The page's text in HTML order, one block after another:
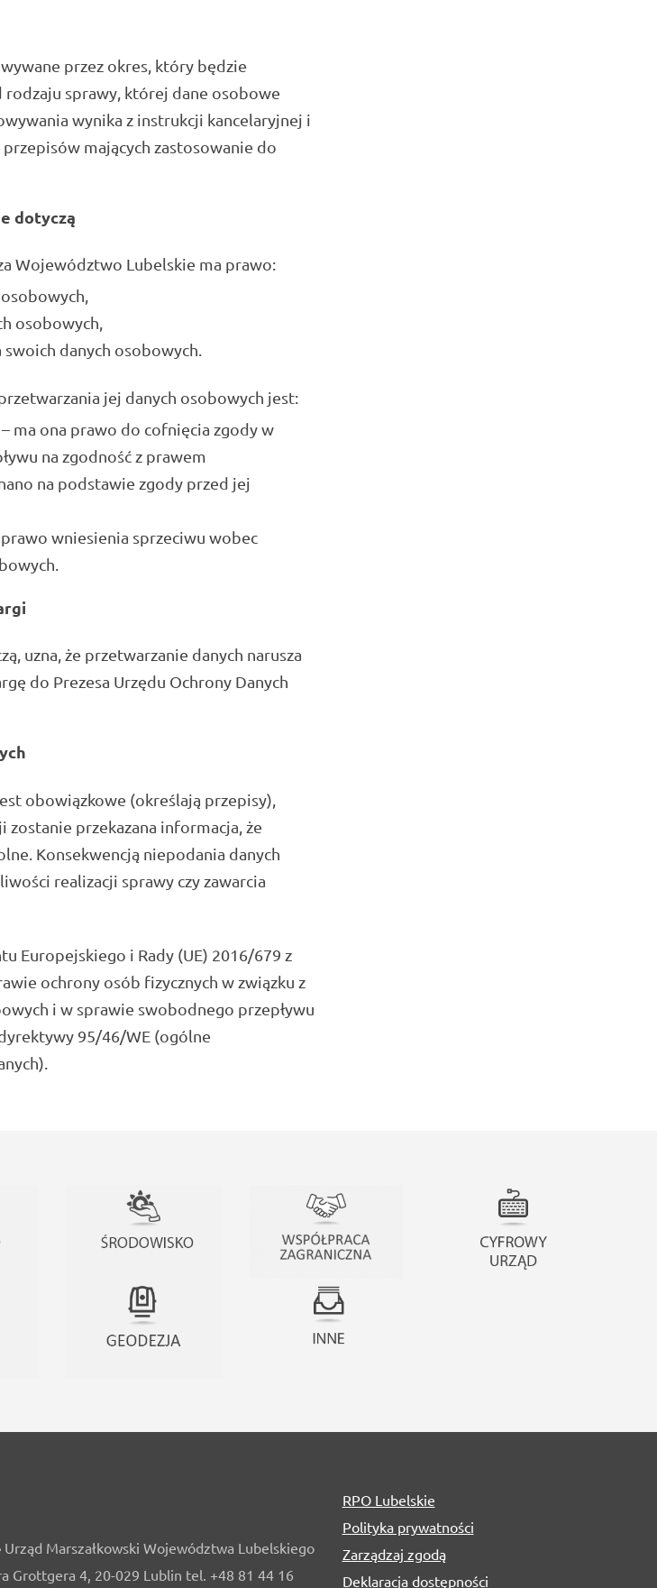
przez okres, który będzie
sprawy, której dane osobowe
wynika z instrukcji kancelaryjnej i
mających zastosowanie do
dotyczą
Województwo Lubelskie ma prawo:
osobowych,
danych osobowych.
jej danych osobowych jest:
ma ona prawo do cofnięcia zgody w
na zgodność z prawem
na podstawie zgody przed jej
wniesienia sprzeciwu wobec
uzna, że przetwarzanie danych narusza
do Prezesa Urzędu Ochrony Danych
obowiązkowe (określają przepisy),
zostanie przekazana informacja, że
Konsekwencją niepodania danych
realizacji sprawy czy zawarcia
Europejskiego i Rady (UE) 2016/679 z
ochrony osób fizycznych w związku z
i w sprawie swobodnego przepływu
95/46/WE (ogólne
Urząd Marszałkowski Województwa Lubelskiego
Grottgera 4, 20-029 Lublin tel. +48 81 44 16
RPO Lubelskie
Polityka prywatności
Zarządzaj zgodą
Deklaracja dostępności